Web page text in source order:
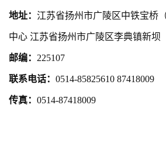
地址： 江苏省扬州市广陵区中铁宝桥
中心 江苏省扬州市广陵区李典镇新坝
邮编： 225107
联系电话： 0514-85825610 87418009
传真： 0514-87418009